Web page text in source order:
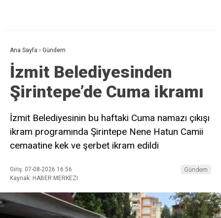
Ana Sayfa › Gündem
İzmit Belediyesinden
Şirintepe’de Cuma ikramı
İzmit Belediyesinin bu haftaki Cuma namazı çıkışı
ikram programında Şirintepe Nene Hatun Camii
cemaatine kek ve şerbet ikram edildi
Giriş: 07-08-2026 16:56
Kaynak: HABER MERKEZI
Gündem